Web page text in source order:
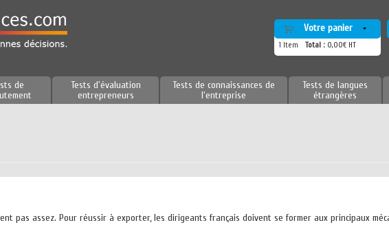
de
Tests d'évaluation
entrepreneurs
Tests de connaissances de
l'entreprise
Tests de langues
étrangères
Votre panier
1 Item Total : 0,00€ HT
pas assez. Pour réussir à exporter, les dirigeants français doivent se former aux principaux